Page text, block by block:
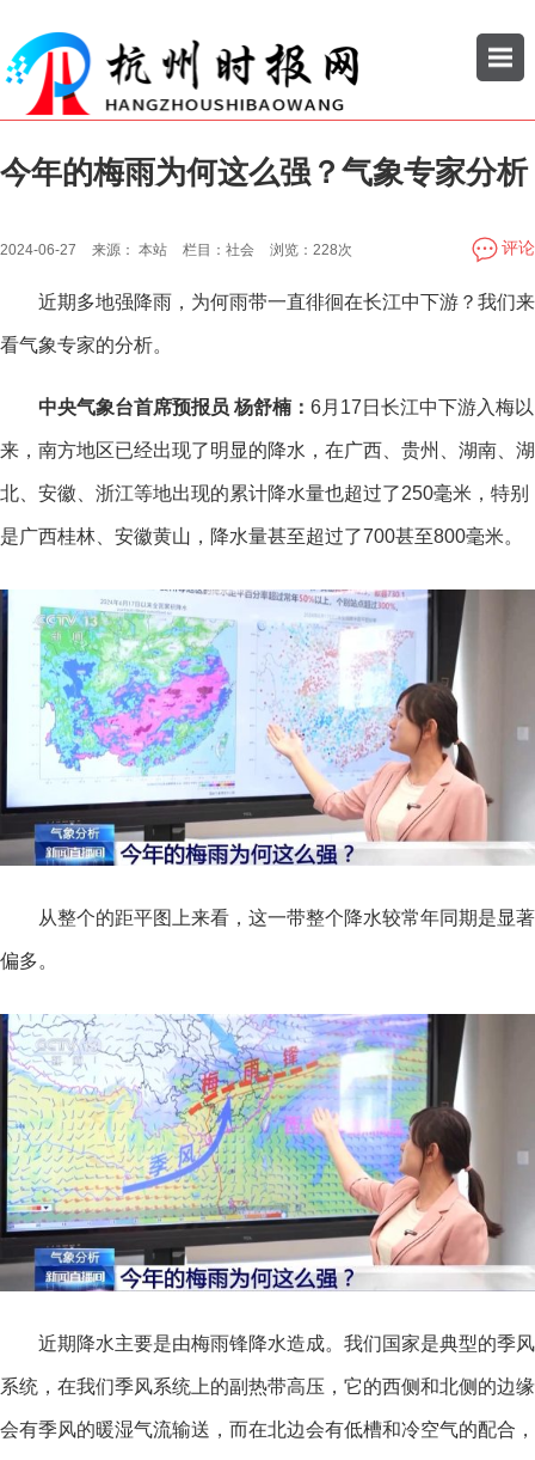
今年的梅雨为何这么强？气象专家分析
2024-06-27 来源： 本站 栏目： 社会 浏览： 228次 评论
近期多地强降雨，为何雨带一直徘徊在长江中下游？我们来
看气象专家的分析。
中央气象台首席预报员 杨舒楠： 6月17日长江中下游入梅以
来，南方地区已经出现了明显的降水，在广西、贵州、湖南、湖
北、安徽、浙江等地出现的累计降水量也超过了250毫米，特别
是广西桂林、安徽黄山，降水量甚至超过了700甚至800毫米。
从整个的距平图上来看，这一带整个降水较常年同期是显著
偏多。
近期降水主要是由梅雨锋降水造成。我们国家是典型的季风
系统，在我们季风系统上的副热带高压，它的西侧和北侧的边缘
会有季风的暖湿气流输送，而在北边会有低槽和冷空气的配合，